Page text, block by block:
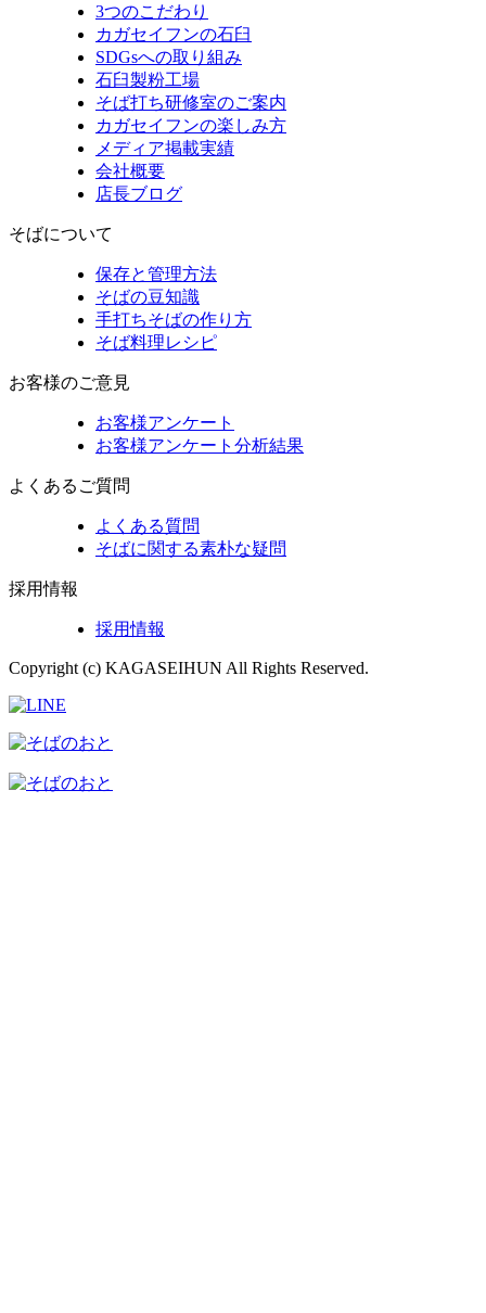
3つのこだわり
カガセイフンの石臼
SDGsへの取り組み
石臼製粉工場
そば打ち研修室のご案内
カガセイフンの楽しみ方
メディア掲載実績
会社概要
店長ブログ
そばについて
保存と管理方法
そばの豆知識
手打ちそばの作り方
そば料理レシピ
お客様のご意見
お客様アンケート
お客様アンケート分析結果
よくあるご質問
よくある質問
そばに関する素朴な疑問
採用情報
採用情報
Copyright (c) KAGASEIHUN All Rights Reserved.